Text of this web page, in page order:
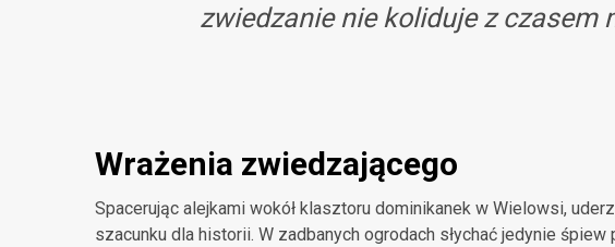
zwiedzanie nie koliduje z czasem
Wrażenia zwiedzającego
Spacerując alejkami wokół klasztoru dominikanek w Wielowsi,
szacunku dla historii. W zadbanych ogrodach słychać jedynie